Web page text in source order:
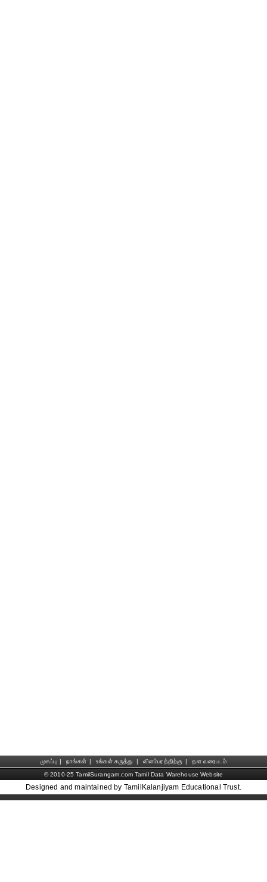
முகப்பு | நாங்கள் | உங்கள் கருத்து | விளம்பரத்திற்கு |
தள வரைபடம்
© 2010-25 TamilSurangam.com Tamil Data Warehouse Website
Designed and maintained by TamilKalanjiyam Educational Trust.